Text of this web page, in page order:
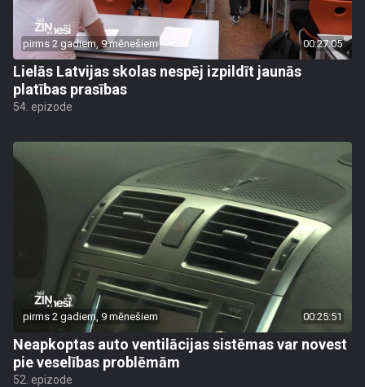
pirms 2 gadiem, 9 mēnešiem 00:27:05
Lielās Latvijas skolas nespēj izpildīt jaunās
platības prasības
54. epizode
pirms 2 gadiem, 9 mēnešiem 00:25:51
Neapkoptas auto ventilācijas sistēmas var novest
pie veselības problēmām
52. epizode